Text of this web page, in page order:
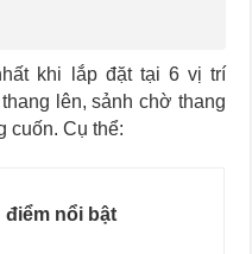
khi lắp đặt tại 6 vị trí
lên, sảnh chờ thang
cuốn. Cụ thể:
điểm nổi bật